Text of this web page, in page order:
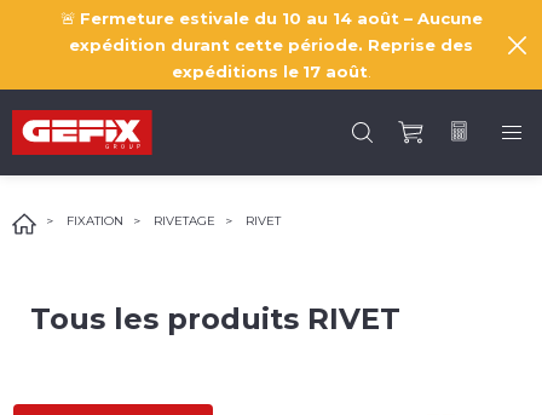
🚨 Fermeture estivale du 10 au 14 août – Aucune
expédition durant cette période. Reprise des
expéditions le 17 août
FIXATION RIVETAGE RIVET
Tous les produits RIVET